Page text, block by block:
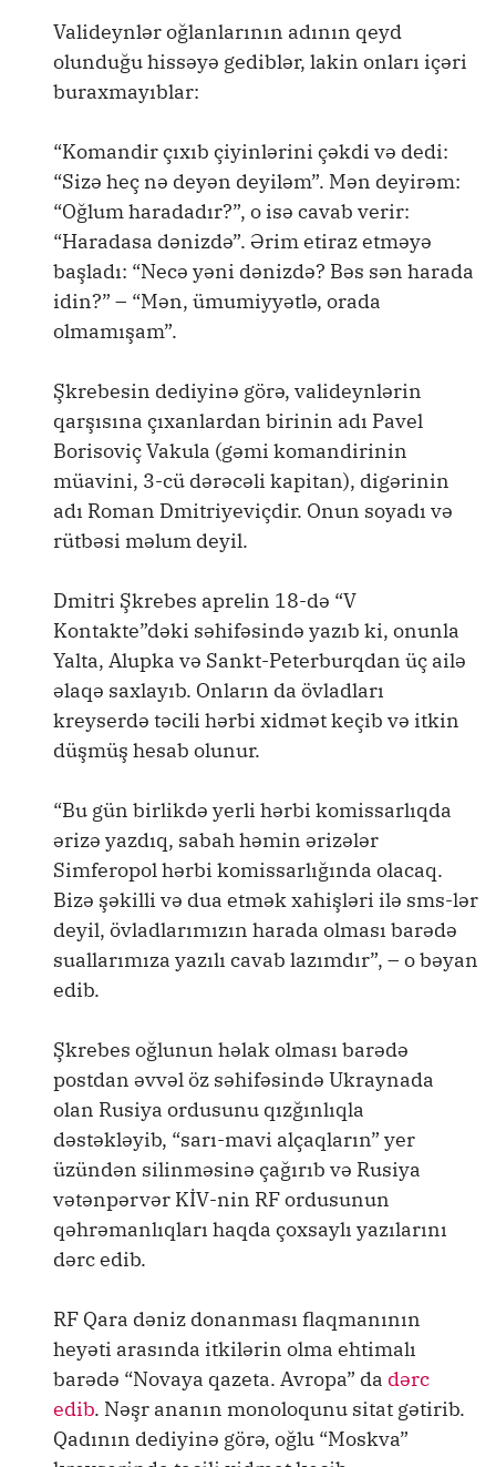
Valideynlər oğlanlarının adının qeyd
olunduğu hissəyə gediblər, lakin onları içəri
buraxmayıblar:
“Komandir çıxıb çiyinlərini çəkdi və dedi:
“Sizə heç nə deyən deyiləm”. Mən deyirəm:
“Oğlum haradadır?”, o isə cavab verir:
“Haradasa dənizdə”. Ərim etiraz etməyə
başladı: “Necə yəni dənizdə? Bəs sən harada
idin?” – “Mən, ümumiyyətlə, orada
olmamışam”.
Şkrebesin dediyinə görə, valideynlərin
qarşısına çıxanlardan birinin adı Pavel
Borisoviç Vakula (gəmi komandirinin
müavini, 3-cü dərəcəli kapitan), digərinin
adı Roman Dmitriyeviçdir. Onun soyadı və
rütbəsi məlum deyil.
Dmitri Şkrebes aprelin 18-də “V
Kontakte”dəki səhifəsində yazıb ki, onunla
Yalta, Alupka və Sankt-Peterburqdan üç ailə
əlaqə saxlayıb. Onların da övladları
kreyserdə təcili hərbi xidmət keçib və itkin
düşmüş hesab olunur.
“Bu gün birlikdə yerli hərbi komissarlıqda
ərizə yazdıq, sabah həmin ərizələr
Simferopol hərbi komissarlığında olacaq.
Bizə şəkilli və dua etmək xahişləri ilə sms-lər
deyil, övladlarımızın harada olması barədə
suallarımıza yazılı cavab lazımdır”, – o bəyan
edib.
Şkrebes oğlunun həlak olması barədə
postdan əvvəl öz səhifəsində Ukraynada
olan Rusiya ordusunu qızğınlıqla
dəstəkləyib, “sarı-mavi alçaqların” yer
üzündən silinməsinə çağırıb və Rusiya
vətənpərvər KİV-nin RF ordusunun
qəhrəmanlıqları haqda çoxsaylı yazılarını
dərc edib.
RF Qara dəniz donanması flaqmanının
heyəti arasında itkilərin olma ehtimalı
barədə “Novaya qazeta. Avropa” da dərc
edib. Nəşr ananın monoloqunu sitat gətirib.
Qadının dediyinə görə, oğlu “Moskva”